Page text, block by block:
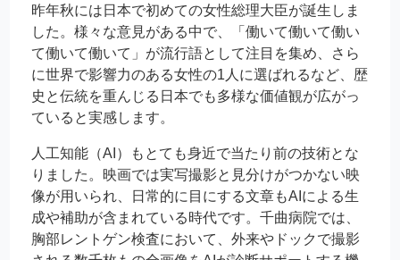
昨年秋には日本で初めての女性総理大臣が誕生しま
した。様々な意見がある中で、「働いて働いて働い
て働いて働いて」が流行語として注目を集め、さら
に世界で影響力のある女性の1人に選ばれるなど、歴
史と伝統を重んじる日本でも多様な価値観が広がっ
ていると実感します。
人工知能（AI）もとても身近で当たり前の技術とな
りました。映画では実写撮影と見分けがつかない映
像が用いられ、日常的に目にする文章もAIによる生
成や補助が含まれている時代です。千曲病院では、
胸部レントゲン検査において、外来やドックで撮影